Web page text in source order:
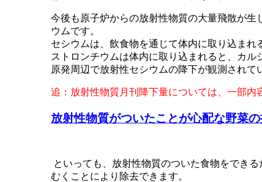
今後も原子炉からの放射性物質の大量飛散が
ウムです。
セシウムは、飲食物を通じて体内に取り込まれ
ストロンチウムは体内に取り込まれると、カ
原発周辺で放射性セシウムの降下が観測され
追：放射性物質月刊降下量については、一部内
放射性物質がついたことが心配な野菜
といっても、放射性物質のついた食物をでき
むくことにより除去できます。